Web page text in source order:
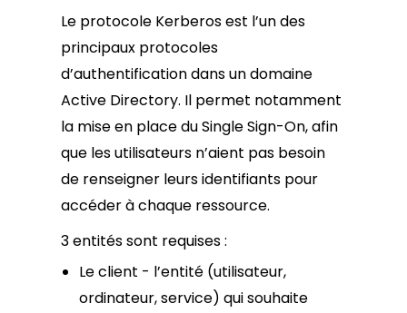
Le protocole Kerberos est l’un des
principaux protocoles
d’authentification dans un domaine
Active Directory. Il permet notamment
la mise en place du Single Sign-On, afin
que les utilisateurs n’aient pas besoin
de renseigner leurs identifiants pour
accéder à chaque ressource.
3 entités sont requises :
Le client - l’entité (utilisateur,
ordinateur, service) qui souhaite